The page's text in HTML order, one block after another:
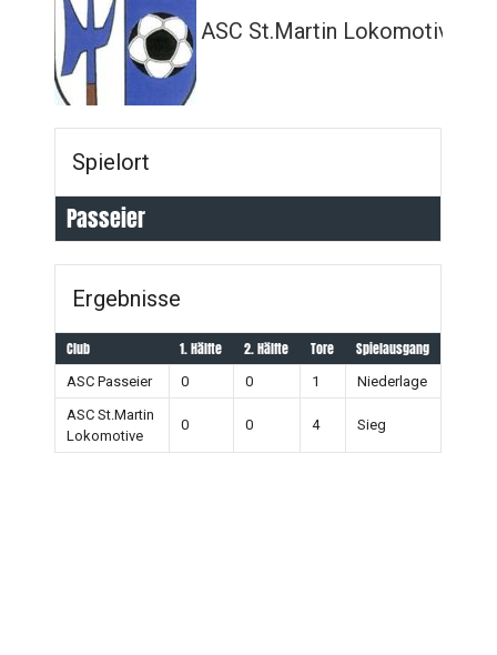
ASC St.Martin Lokomotive
Spielort
Passeier
Ergebnisse
Club 1. Hälfte 2. Hälfte Tore Spielausgang
ASC Passeier 0 0 1
Niederlage
ASC St.Martin
Lokomotive
0 0 4 Sieg